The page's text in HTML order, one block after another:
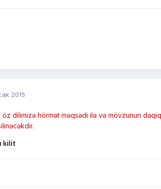
2015
dilimizə hörmət məqsədi ilə və mövzunun
kilit